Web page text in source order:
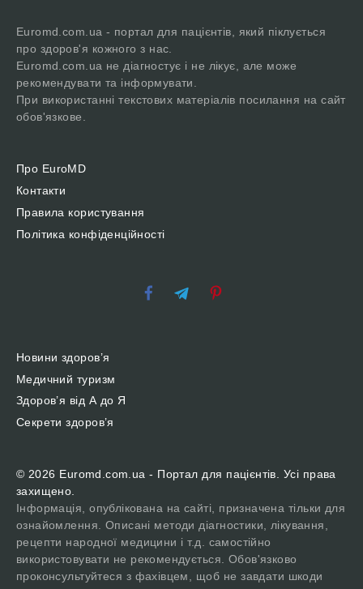
Euromd.com.ua - портал для пацієнтів, який піклується
про здоров'я кожного з нас.
Euromd.com.ua не діагностує і не лікує, але може
рекомендувати та інформувати.
При використанні текстових матеріалів посилання на сайт
обов'язкове.
Про EuroMD
Контакти
Правила користування
Політика конфіденційності
Новини здоров’я
Медичний туризм
Здоров’я від А до Я
Секрети здоров’я
© 2026 Euromd.com.ua - Портал для пацієнтів. Усі права
захищено.
Інформація, опублікована на сайті, призначена тільки для
ознайомлення. Описані методи діагностики, лікування,
рецепти народної медицини і т.д. самостійно
використовувати не рекомендується. Обов'язково
проконсультуйтеся з фахівцем, щоб не завдати шкоди